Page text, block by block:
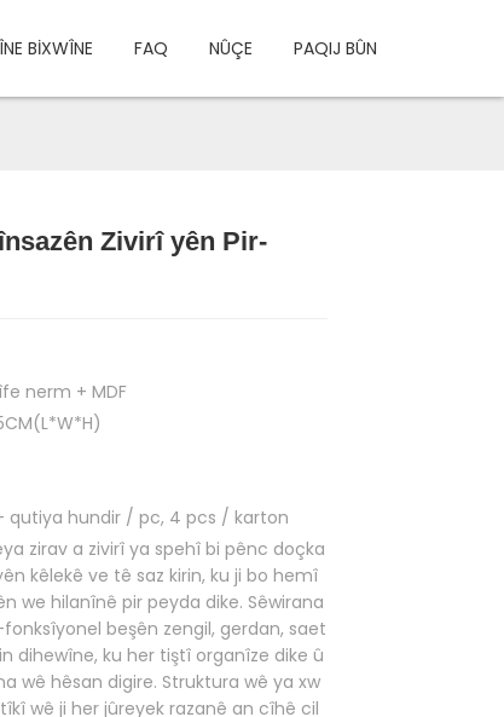
BİXWÎNE FAQ NÛÇE PAQIJ BÛN
Zivirî yên Pir-
nerm + MDF
qutiya hundir / pc, 4 pcs / karton
zirav a zivirî ya spehî bi pênc doçka
kêlekê ve tê saz kirin, ku ji bo hemî
we hilanînê pir peyda dike. Sêwirana
beşên zengil, gerdan, saet
dihewîne, ku her tiştî organîze dike û
wê hêsan digire. Struktura wê ya xw
wê ji her jûreyek razanê an cîhê cil